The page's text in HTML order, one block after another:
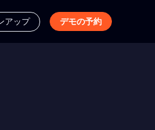
アップ デモの予約